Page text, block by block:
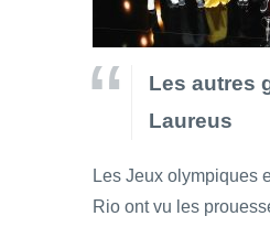
Les autres
Laureus
Les Jeux olympiques
Rio ont vu les